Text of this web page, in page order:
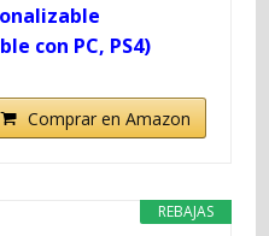
con PC, PS4)
Comprar en Amazon
REBAJAS